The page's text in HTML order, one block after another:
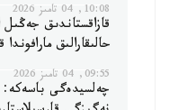
10:08, 04 تامىز 2026
قازاقستاندىق
حالىقارالىق
09:55, 04 تامىز 2026
چەلسيدەگى باسەكە: